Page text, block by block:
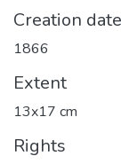
Creation date
1866
Extent
13x17 cm
Rights